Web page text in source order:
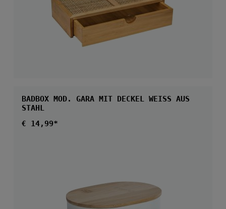
BADBOX MOD. GARA MIT DECKEL WEISS AUS S
TAHL
Regulärer Preis:
€ 14,99*